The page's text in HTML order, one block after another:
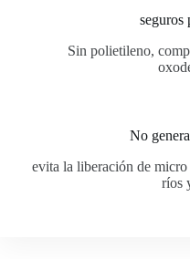
seguros
Sin polietileno,
No
evita la liberación de
ríos